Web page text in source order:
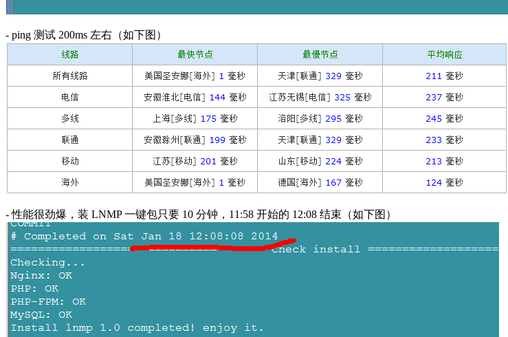
- ping 测试 200ms 左右（如下图）
- 性能很劲爆，装 LNMP 一键包只要 10 分钟，11:58 开始的 12:08 结束（如下图）